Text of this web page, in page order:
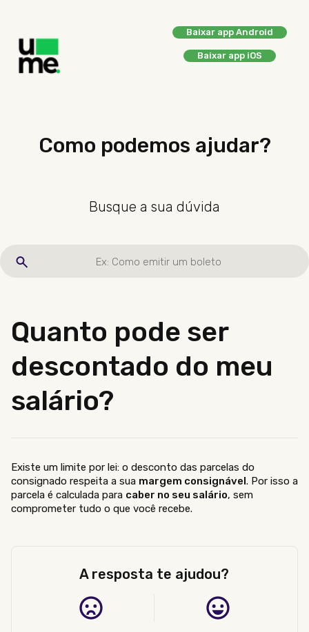
Baixar app Android
Baixar app iOS
Como podemos ajudar?
Busque a sua dúvida
Quanto pode ser
descontado do meu
salário?
Existe um limite por lei: o desconto das parcelas do
consignado respeita a sua margem consignável. Por isso a
parcela é calculada para caber no seu salário, sem
comprometer tudo o que você recebe.
A resposta te ajudou?